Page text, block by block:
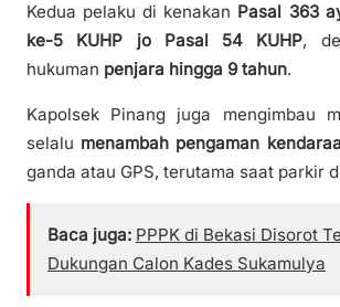
Kedua pelaku di kenakan Pasal 363
ke-5 KUHP jo Pasal 54 KUHP,
hukuman penjara hingga 9 tahun.
Kapolsek Pinang juga mengimbau
selalu menambah pengaman
ganda atau GPS, terutama saat parkir
Baca juga: PPPK di Bekasi Disorot
Dukungan Calon Kades Sukamulya